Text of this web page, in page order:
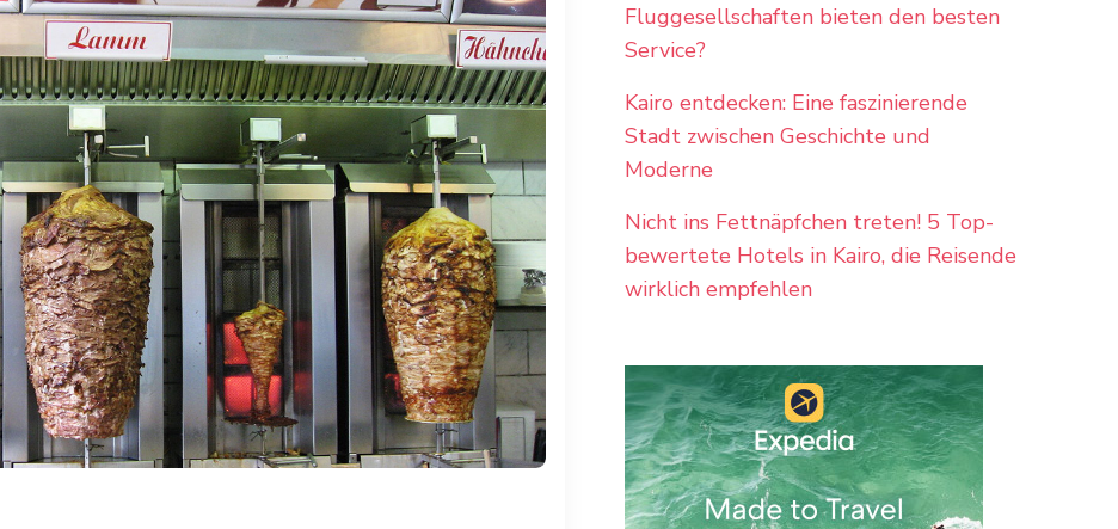
Fluggesellschaften bieten den besten
Service?
Kairo entdecken: Eine faszinierende
Stadt zwischen Geschichte und
Moderne
Nicht ins Fettnäpfchen treten! 5 Top-
bewertete Hotels in Kairo, die Reisende
wirklich empfehlen